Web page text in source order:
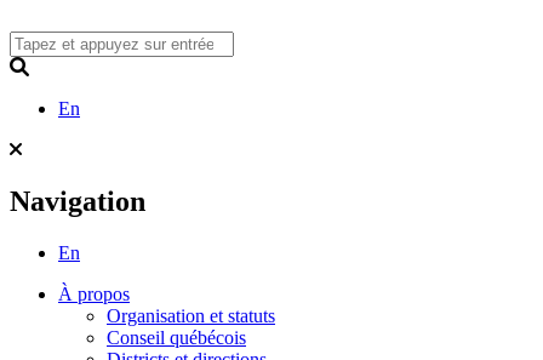
to
content
En
Navigation
En
À propos
Organisation et statuts
Conseil québécois